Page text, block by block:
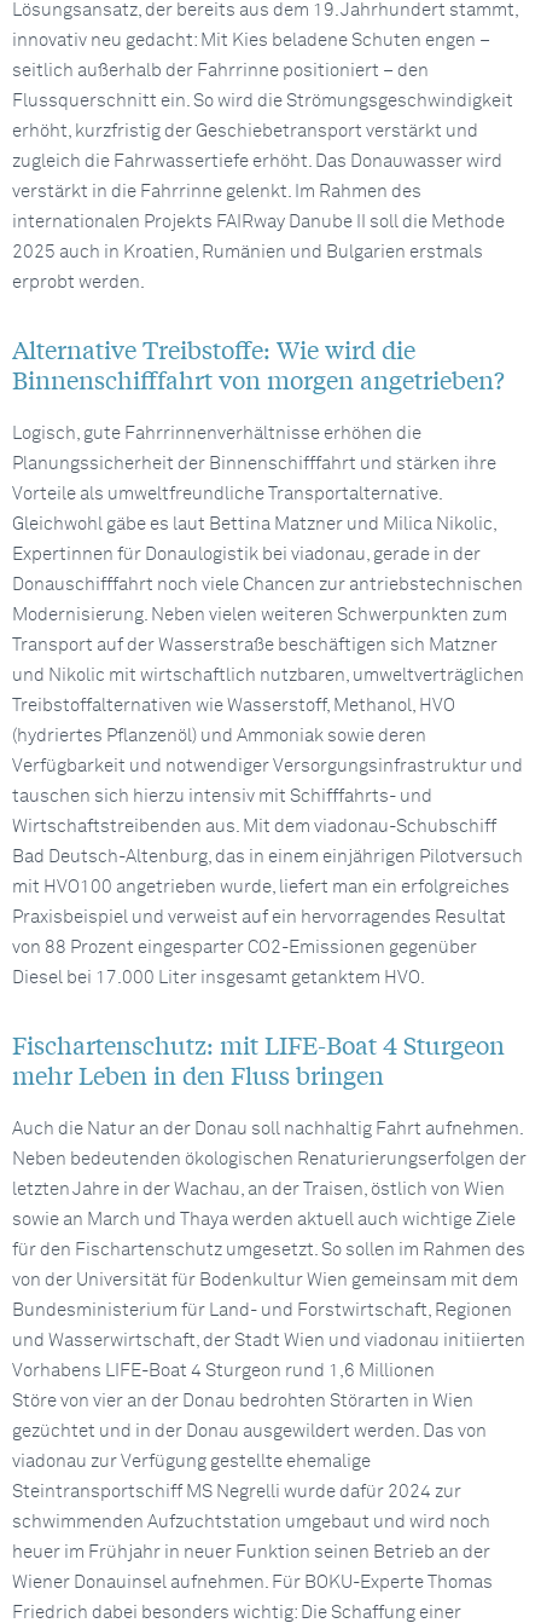
Lösungsansatz, der bereits aus dem 19. Jahrhundert stammt,
innovativ neu gedacht: Mit Kies beladene Schuten engen –
seitlich außerhalb der Fahrrinne positioniert – den
Flussquerschnitt ein. So wird die Strömungsgeschwindigkeit
erhöht, kurzfristig der Geschiebetransport verstärkt und
zugleich die Fahrwassertiefe erhöht. Das Donauwasser wird
verstärkt in die Fahrrinne gelenkt. Im Rahmen des
internationalen Projekts FAIRway Danube II soll die Methode
2025 auch in Kroatien, Rumänien und Bulgarien erstmals
erprobt werden.
Alternative Treibstoffe: Wie wird die
Binnenschifffahrt von morgen angetrieben?
Logisch, gute Fahrrinnenverhältnisse erhöhen die
Planungssicherheit der Binnenschifffahrt und stärken ihre
Vorteile als umweltfreundliche Transportalternative.
Gleichwohl gäbe es laut Bettina Matzner und Milica Nikolic,
Expertinnen für Donaulogistik bei viadonau, gerade in der
Donauschifffahrt noch viele Chancen zur antriebstechnischen
Modernisierung. Neben vielen weiteren Schwerpunkten zum
Transport auf der Wasserstraße beschäftigen sich Matzner
und Nikolic mit wirtschaftlich nutzbaren, umweltverträglichen
Treibstoffalternativen wie Wasserstoff, Methanol, HVO
(hydriertes Pflanzenöl) und Ammoniak sowie deren
Verfügbarkeit und notwendiger Versorgungsinfrastruktur und
tauschen sich hierzu intensiv mit Schifffahrts- und
Wirtschaftstreibenden aus. Mit dem viadonau-Schubschiff
Bad Deutsch-Altenburg, das in einem einjährigen Pilotversuch
mit HVO100 angetrieben wurde, liefert man ein erfolgreiches
Praxisbeispiel und verweist auf ein hervorragendes Resultat
von 88 Prozent eingesparter CO2-Emissionen gegenüber
Diesel bei 17.000 Liter insgesamt getanktem HVO.
Fischartenschutz: mit LIFE-Boat 4 Sturgeon
mehr Leben in den Fluss bringen
Auch die Natur an der Donau soll nachhaltig Fahrt aufnehmen.
Neben bedeutenden ökologischen Renaturierungserfolgen der
letzten Jahre in der Wachau, an der Traisen, östlich von Wien
sowie an March und Thaya werden aktuell auch wichtige Ziele
für den Fischartenschutz umgesetzt. So sollen im Rahmen des
von der Universität für Bodenkultur Wien gemeinsam mit dem
Bundesministerium für Land- und Forstwirtschaft, Regionen
und Wasserwirtschaft, der Stadt Wien und viadonau initiierten
Vorhabens LIFE-Boat 4 Sturgeon rund 1,6 Millionen
Störe von vier an der Donau bedrohten Störarten in Wien
gezüchtet und in der Donau ausgewildert werden. Das von
viadonau zur Verfügung gestellte ehemalige
Steintransportschiff MS Negrelli wurde dafür 2024 zur
schwimmenden Aufzuchtstation umgebaut und wird noch
heuer im Frühjahr in neuer Funktion seinen Betrieb an der
Wiener Donauinsel aufnehmen. Für BOKU-Experte Thomas
Friedrich dabei besonders wichtig: Die Schaffung einer